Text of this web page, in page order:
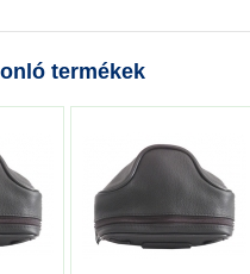
termékek